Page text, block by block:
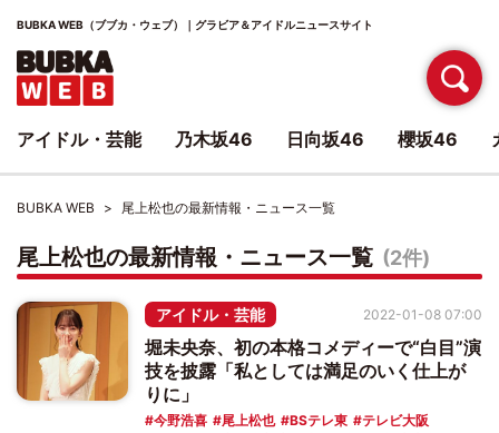
BUBKA WEB（ブブカ・ウェブ）｜グラビア＆アイドルニュースサイト
BUBKA WEB 尾上松也の最新情報・ニュース一覧
尾上松也の最新情報・ニュース一覧 (2件)
アイドル・芸能
堀未央奈、初の本格コメディーで“白目”演
技を披露「私としては満足のいく仕上が
りに」
今野浩喜 尾上松也 BSテレ東
テレビ大阪
2022-01-08 07:00
アイドル・芸能 乃木坂46 日向坂46 櫻坂46